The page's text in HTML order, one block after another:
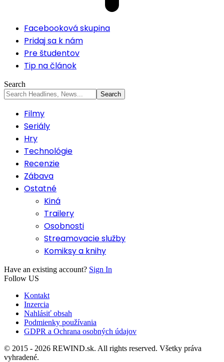
Facebooková skupina
Pridaj sa k nám
Pre študentov
Tip na článok
Search
Filmy
Seriály
Hry
Technológie
Recenzie
Zábava
Ostatné
Kiná
Trailery
Osobnosti
Streamovacie služby
Komiksy a knihy
Have an existing account? Sign In
Follow US
Kontakt
Inzercia
Nahlásiť obsah
Podmienky používania
GDPR a Ochrana osobných údajov
© 2015 - 2026 REWIND.sk. All rights reserved. Všetky práva
vyhradené.